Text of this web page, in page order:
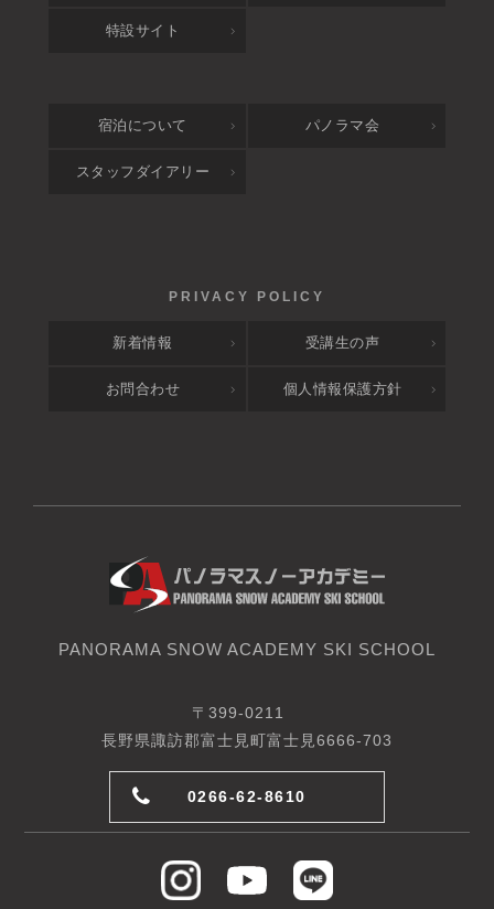
特設サイト
宿泊について パノラマ会
スタッフダイアリー
新着情報 受講生の声
お問合わせ 個人情報保護方針
PANORAMA SNOW ACADEMY SKI SCHOOL
〒399-0211
長野県諏訪郡富士見町富士見6666-703
0266-62-8610